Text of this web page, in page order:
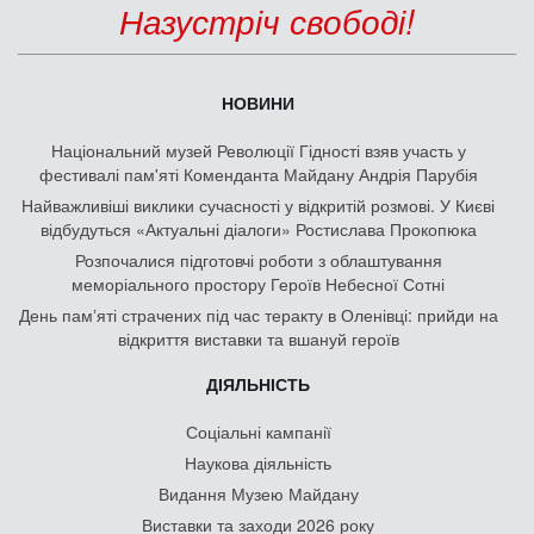
Назустріч свободі!
НОВИНИ
Національний музей Революції Гідності взяв участь у
фестивалі пам'яті Коменданта Майдану Андрія Парубія
Найважливіші виклики сучасності у відкритій розмові. У Києві
відбудуться «Актуальні діалоги» Ростислава Прокопюка
Розпочалися підготовчі роботи з облаштування
меморіального простору Героїв Небесної Сотні
День памʼяті страчених під час теракту в Оленівці: прийди на
відкриття виставки та вшануй героїв
ДІЯЛЬНІСТЬ
Соціальні кампанії
Наукова діяльність
Видання Музею Майдану
Виставки та заходи 2026 року